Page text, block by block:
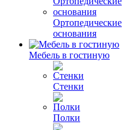
Ортопедические
основания
Мебель в гостиную
Стенки
Полки